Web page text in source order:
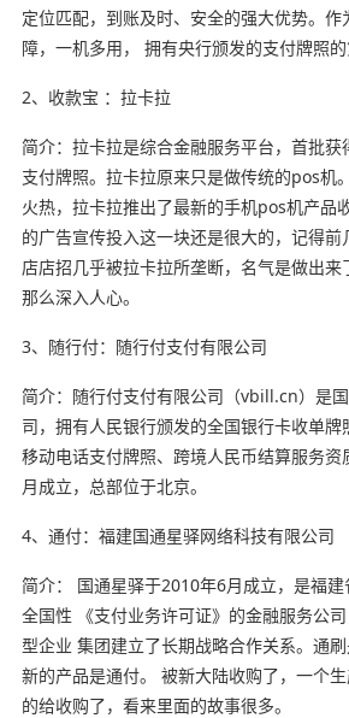
定位匹配，到账及时、安全的强大优势。
障，一机多用， 拥有央行颁发的支付牌照的
2、收款宝 ：拉卡拉
简介：拉卡拉是综合金融服务平台，首批获
支付牌照。拉卡拉原来只是做传统的pos机
火热，拉卡拉推出了最新的手机pos机产品
的广告宣传投入这一块还是很大的，记得前
店店招几乎被拉卡拉所垄断，名气是做出
那么深入人心。
3、随行付：随行付支付有限公司
简介：随行付支付有限公司（vbill.cn）是
司，拥有人民银行颁发的全国银行卡收单牌
移动电话支付牌照、跨境人民币结算服务
月成立，总部位于北京。
4、通付：福建国通星驿网络科技有限公司
简介： 国通星驿于2010年6月成立，是福
全国性 《支付业务许可证》的金融服务公
型企业 集团建立了长期战略合作关系。通
新的产品是通付。 被新大陆收购了，一个
的给收购了，看来里面的故事很多。